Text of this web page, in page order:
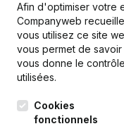
Afin d'optimiser votre
Companyweb
vous utilisez ce site
vous permet de
vous donne le
utilisées.
Cookies
fonctionnels
Français
Kantorenpark Everest
Leuvensesteenweg
1800 Vilvoorde